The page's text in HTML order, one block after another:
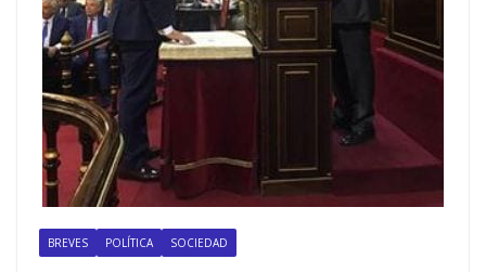
BREVES POLÍTICA SOCIEDAD